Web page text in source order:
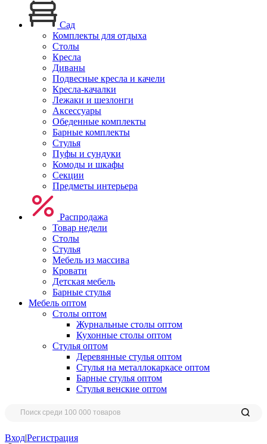
Сад
Комплекты для отдыха
Столы
Кресла
Диваны
Подвесные кресла и качели
Кресла-качалки
Лежаки и шезлонги
Аксессуары
Обеденные комплекты
Барные комплекты
Стулья
Пуфы и сундуки
Комоды и шкафы
Секции
Предметы интерьера
Распродажа
Товар недели
Столы
Стулья
Мебель из массива
Кровати
Детская мебель
Барные стулья
Мебель оптом
Столы оптом
Журнальные столы оптом
Кухонные столы оптом
Стулья оптом
Деревянные стулья оптом
Стулья на металлокаркасе оптом
Барные стулья оптом
Стулья венские оптом
Вход|Регистрация